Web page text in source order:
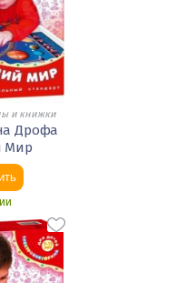
и книжки
Дрофа
Мир